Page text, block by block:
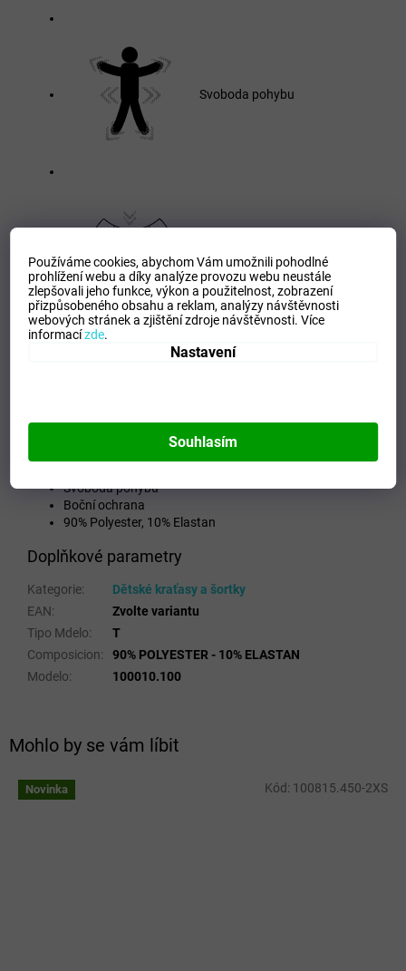
Používáme cookies, abychom Vám umožnili pohodlné
prohlížení webu a díky analýze provozu webu neustále
zlepšovali jeho funkce, výkon a použitelnost,zobrazení
přizpůsobeného obsahu a reklam, analýzy návštěvnosti
webových stránek a zjištění zdroje návštěvnosti.Více
informacízde.
Nastavení
Souhlasím
Mohlo by se vám líbit
Novinka Kód: 100815.450-2XS
Svoboda pohybu
Svoboda pohybu
Boční ochrana
90% Polyester, 10% Elastan
Doplňkové parametry
Kategorie:
Dětské kraťasy a šortky
EAN:
Zvolte variantu
Tipo Mdelo:
T
Composicion:
90% POLYESTER - 10% ELASTAN
Modelo: 100010.100